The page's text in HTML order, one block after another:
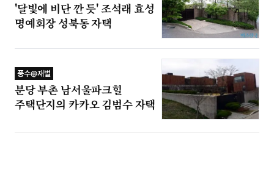
'달빛에 비단 깐 듯' 조석래 효성
명예회장 성북동 자택
풍수@재벌
분당 부촌 남서울파크힐
주택단지의 카카오 김범수 자택